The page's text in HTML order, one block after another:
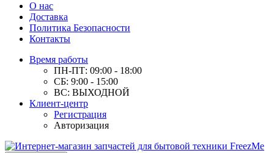
О нас
Доставка
Политика Безопасности
Контакты
Время работы
ПН-ПТ: 09:00 - 18:00
СБ: 9:00 - 15:00
ВС: ВЫХОДНОЙ
Клиент-центр
Регистрация
Авторизация